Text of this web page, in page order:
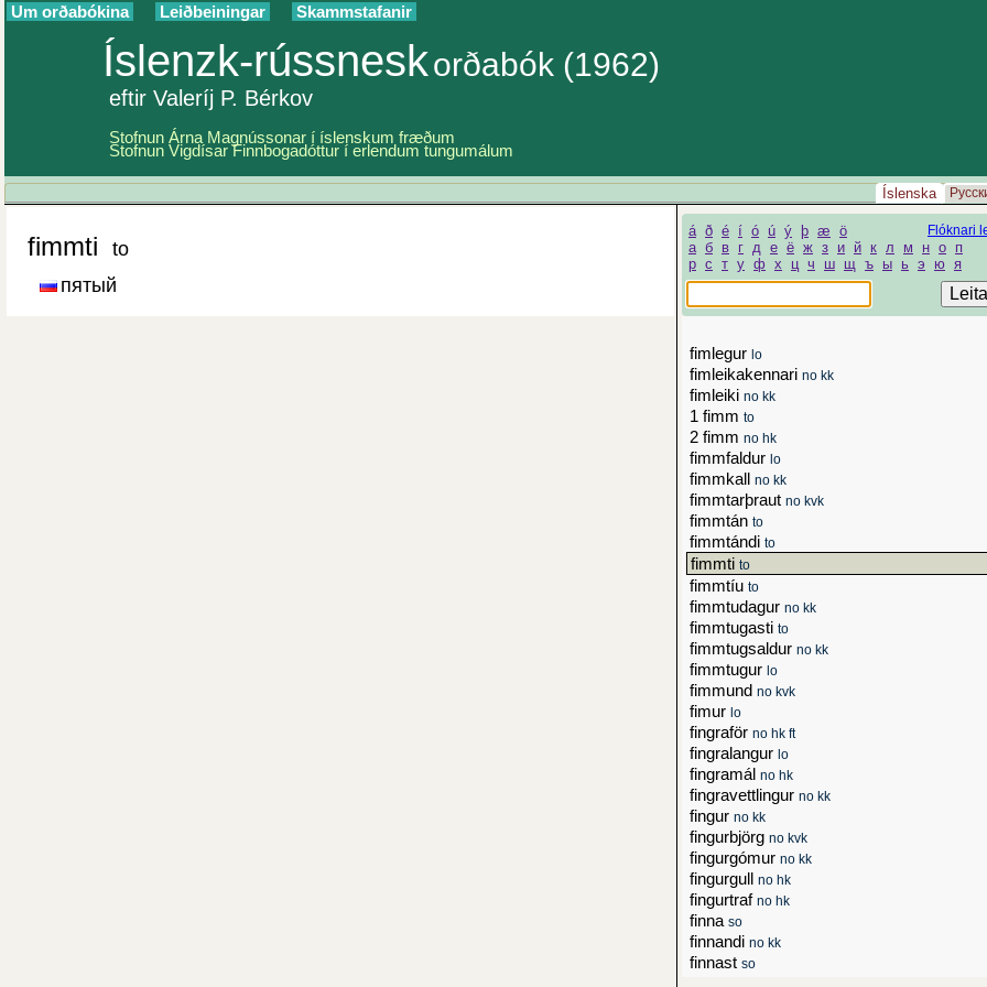
Um orðabókina Leiðbeiningar Skammstafanir
Íslenzk-rússneskorðabók (1962)
eftir Valeríj P. Bérkov
Stofnun Árna Magnússonar í íslenskum fræðum
Stofnun Vigdísar Finnbogadóttur í erlendum tungumálum
Íslenska
fimmti
to
пятый
Flóknari
á ð é í ó ú ý þ æ ö
а б в г д е ё ж з и й к л м н о п
р с т у ф х ц ч ш щ ъ ы ь э ю я
fimlegur lo
fimleikakennari no kk
fimleiki no kk
1 fimm to
2 fimm no hk
fimmfaldur lo
fimmkall no kk
fimmtarþraut no kvk
fimmtán to
fimmtándi to
fimmti to
fimmtíu to
fimmtudagur no kk
fimmtugasti to
fimmtugsaldur no kk
fimmtugur lo
fimmund no kvk
fimur lo
fingraför no hk ft
fingralangur lo
fingramál no hk
fingravettlingur no kk
fingur no kk
fingurbjörg no kvk
fingurgómur no kk
fingurgull no hk
fingurtraf no hk
finna so
finnandi no kk
finnast so